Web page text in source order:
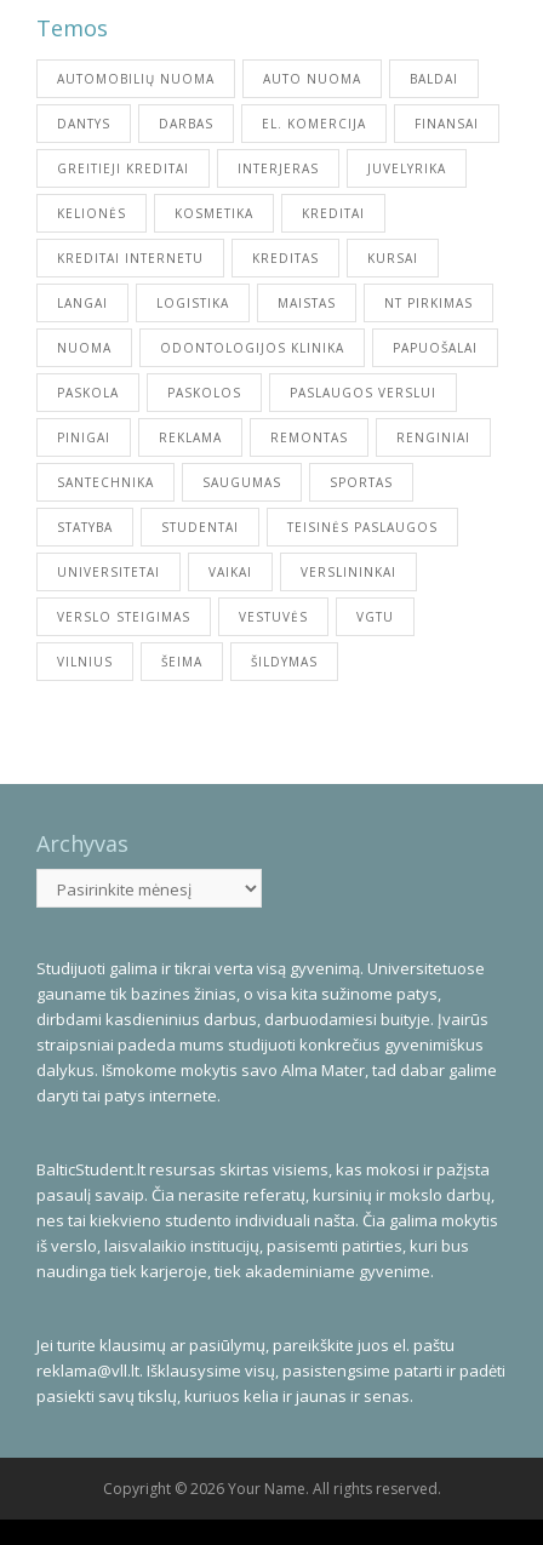
Temos
AUTOMOBILIŲ NUOMA AUTO NUOMA BALDAI
DANTYS DARBAS EL. KOMERCIJA FINANSAI
GREITIEJI KREDITAI INTERJERAS JUVELYRIKA
KELIONĖS KOSMETIKA KREDITAI
KREDITAI INTERNETU KREDITAS KURSAI
LANGAI LOGISTIKA MAISTAS NT PIRKIMAS
NUOMA ODONTOLOGIJOS KLINIKA PAPUOŠALAI
PASKOLA PASKOLOS PASLAUGOS VERSLUI
PINIGAI REKLAMA REMONTAS RENGINIAI
SANTECHNIKA SAUGUMAS SPORTAS
STATYBA STUDENTAI TEISINĖS PASLAUGOS
UNIVERSITETAI VAIKAI VERSLININKAI
VERSLO STEIGIMAS VESTUVĖS VGTU
VILNIUS ŠEIMA ŠILDYMAS
Archyvas
Studijuoti galima ir tikrai verta visą gyvenimą. Universitetuose
gauname tik bazines žinias, o visa kita sužinome patys,
dirbdami kasdieninius darbus, darbuodamiesi buityje. Įvairūs
straipsniai padeda mums studijuoti konkrečius gyvenimiškus
dalykus. Išmokome mokytis savo Alma Mater, tad dabar galime
daryti tai patys internete.
BalticStudent.lt resursas skirtas visiems, kas mokosi ir pažįsta
pasaulį savaip. Čia nerasite referatų, kursinių ir mokslo darbų,
nes tai kiekvieno studento individuali našta. Čia galima mokytis
iš verslo, laisvalaikio institucijų, pasisemti patirties, kuri bus
naudinga tiek karjeroje, tiek akademiniame gyvenime.
Jei turite klausimų ar pasiūlymų, pareikškite juos el. paštu
reklama@vll.lt. Išklausysime visų, pasistengsime patarti ir padėti
pasiekti savų tikslų, kuriuos kelia ir jaunas ir senas.
Copyright © 2026 Your Name. All rights reserved.